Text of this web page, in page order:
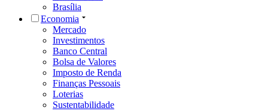
Brasília
Economia
Mercado
Investimentos
Banco Central
Bolsa de Valores
Imposto de Renda
Finanças Pessoais
Loterias
Sustentabilidade